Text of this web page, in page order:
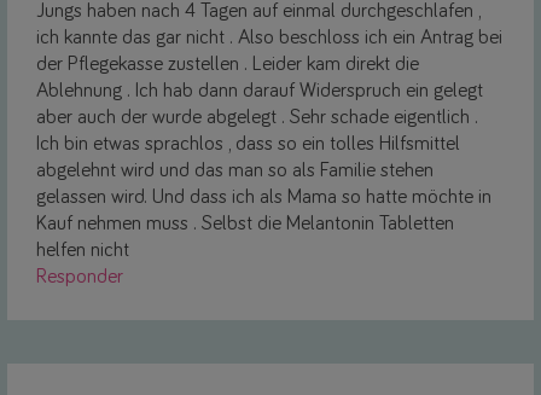
Jungs haben nach 4 Tagen auf einmal durchgeschlafen ,
ich kannte das gar nicht . Also beschloss ich ein Antrag bei
der Pflegekasse zustellen . Leider kam direkt die
Ablehnung . Ich hab dann darauf Widerspruch ein gelegt
aber auch der wurde abgelegt . Sehr schade eigentlich .
Ich bin etwas sprachlos , dass so ein tolles Hilfsmittel
abgelehnt wird und das man so als Familie stehen
gelassen wird. Und dass ich als Mama so hatte möchte in
Kauf nehmen muss . Selbst die Melantonin Tabletten
helfen nicht
Responder